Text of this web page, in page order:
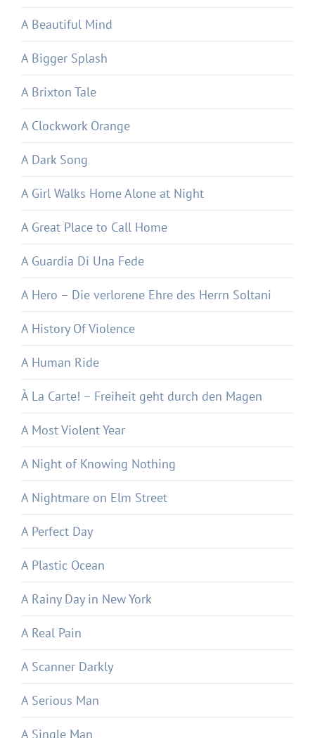
A Beautiful Mind
A Bigger Splash
A Brixton Tale
A Clockwork Orange
A Dark Song
A Girl Walks Home Alone at Night
A Great Place to Call Home
A Guardia Di Una Fede
A Hero – Die verlorene Ehre des Herrn Soltani
A History Of Violence
A Human Ride
À La Carte! – Freiheit geht durch den Magen
A Most Violent Year
A Night of Knowing Nothing
A Nightmare on Elm Street
A Perfect Day
A Plastic Ocean
A Rainy Day in New York
A Real Pain
A Scanner Darkly
A Serious Man
A Single Man